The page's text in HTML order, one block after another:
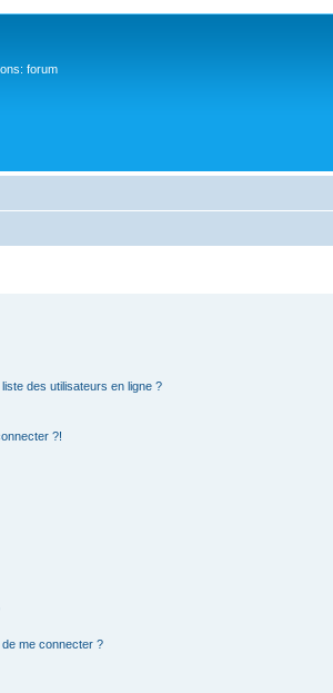
forum
des utilisateurs en ligne ?
?!
de me connecter ?